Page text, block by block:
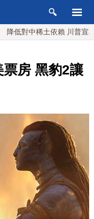
中稀土依賴 川普宣布礦業
票房 黑豹2讓